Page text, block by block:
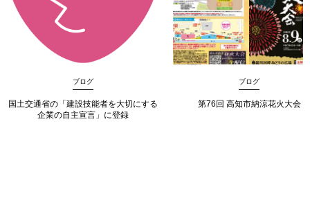
ブログ
国土交通省の「建設技能者を大切にする
企業の自主宣言」に登録
ブログ
第76回 高知市納涼花火大会